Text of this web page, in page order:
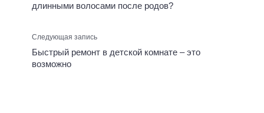
длинными волосами после родов?
Следующая запись
Быстрый ремонт в детской комнате – это
возможно